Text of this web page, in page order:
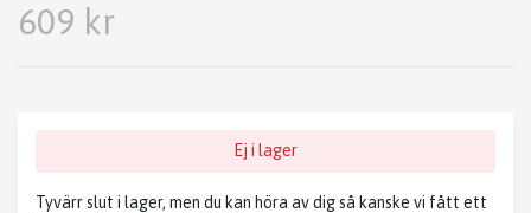
609 kr
Ej i lager
Tyvärr slut i lager, men du kan höra av dig så kanske vi fått ett